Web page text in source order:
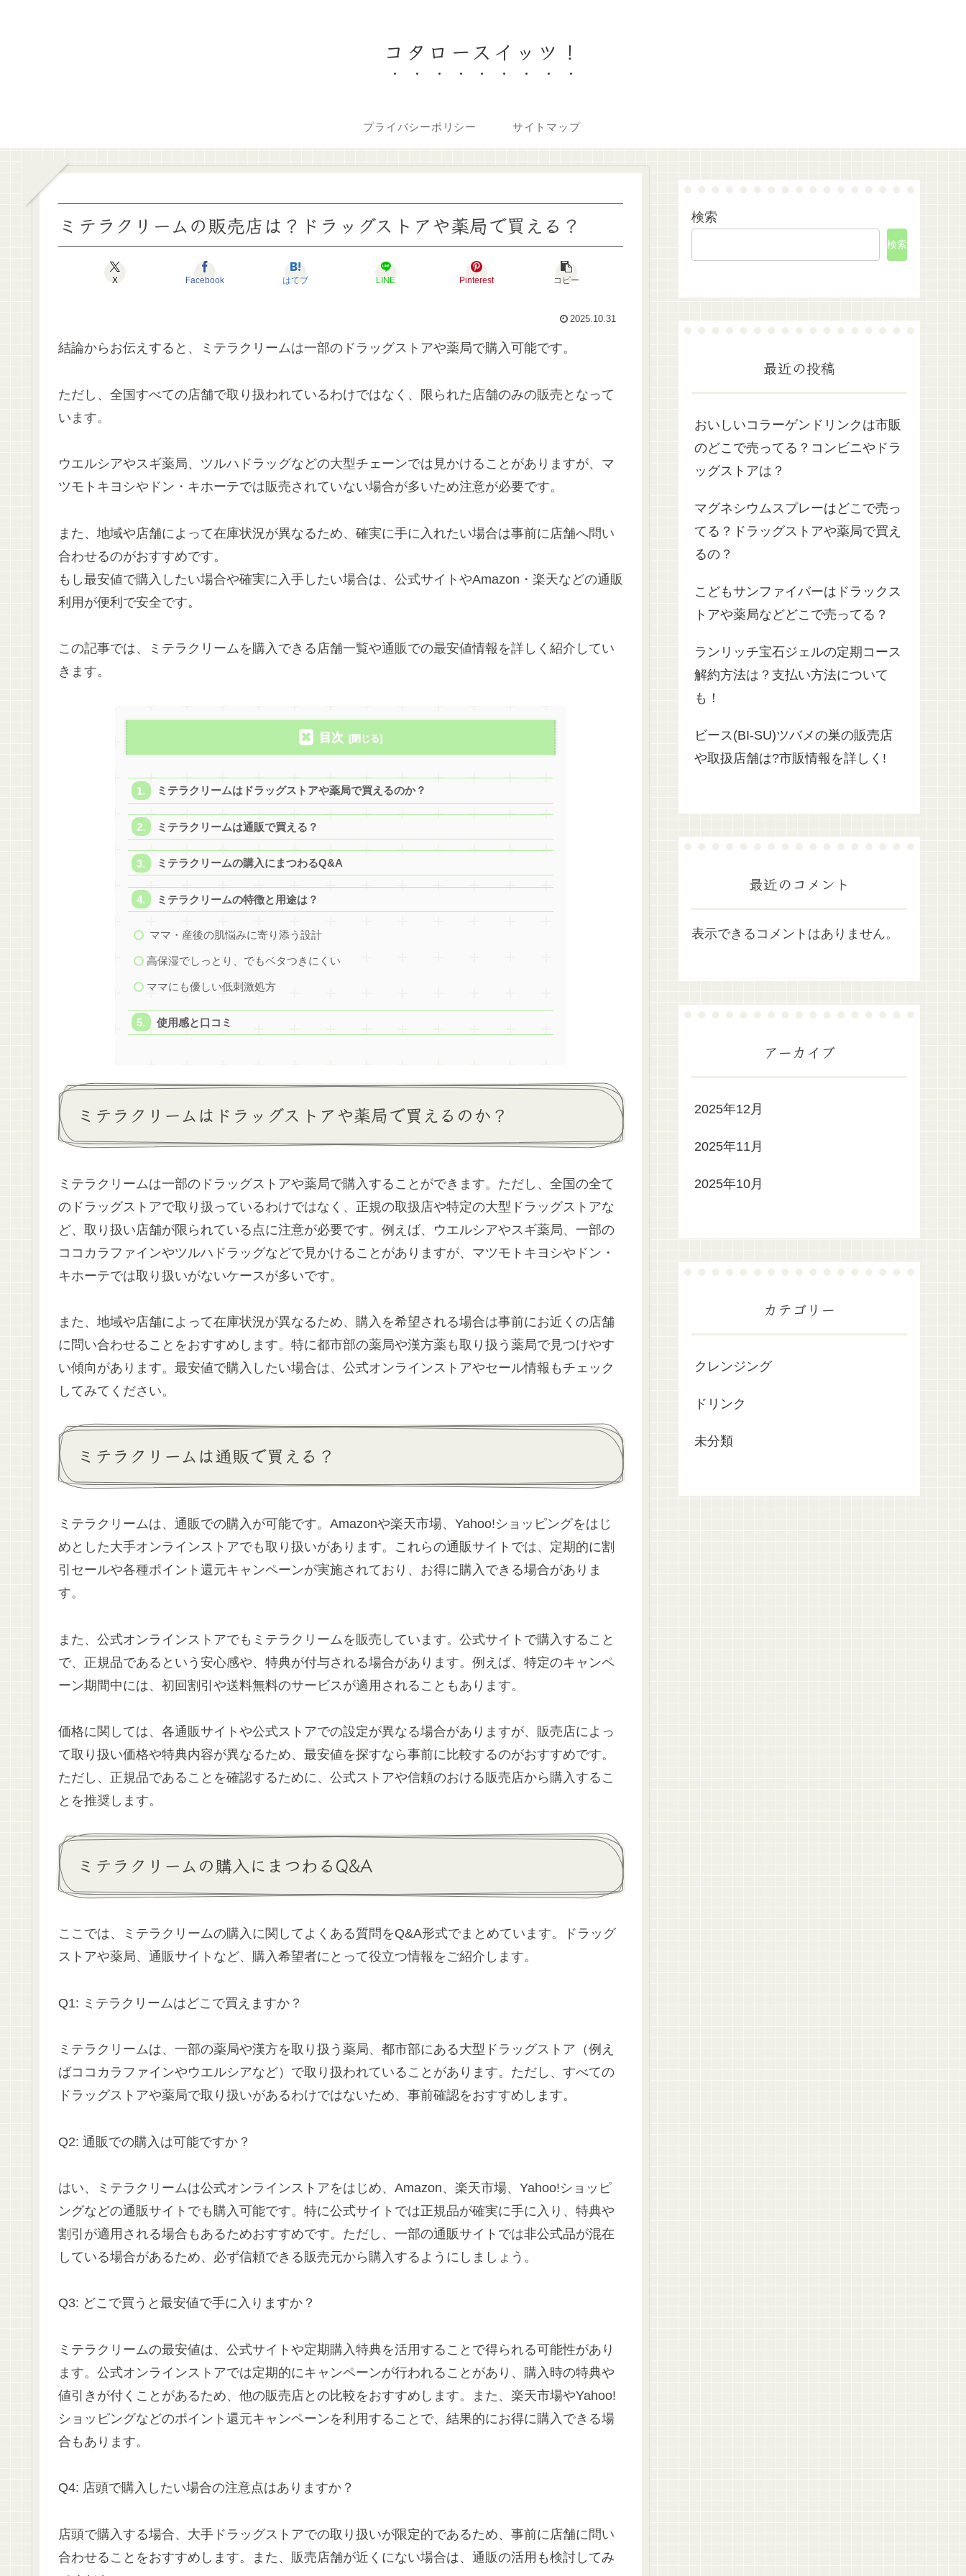
コタロースイッツ！
プライバシーポリシー サイトマップ
ミテラクリームの販売店は？ドラッグストアや薬局で買える？
X Facebook はてブ LINE Pinterest コピー
2025.10.31
結論からお伝えすると、ミテラクリームは一部のドラッグストアや薬局で購入可能です。
ただし、全国すべての店舗で取り扱われているわけではなく、限られた店舗のみの販売となって
います。
ウエルシアやスギ薬局、ツルハドラッグなどの大型チェーンでは見かけることがありますが、マ
ツモトキヨシやドン・キホーテでは販売されていない場合が多いため注意が必要です。
また、地域や店舗によって在庫状況が異なるため、確実に手に入れたい場合は事前に店舗へ問い
合わせるのがおすすめです。
もし最安値で購入したい場合や確実に入手したい場合は、公式サイトやAmazon・楽天などの通販
利用が便利で安全です。
この記事では、ミテラクリームを購入できる店舗一覧や通販での最安値情報を詳しく紹介してい
きます。
目次
ミテラクリームはドラッグストアや薬局で買えるのか？
ミテラクリームは通販で買える？
ミテラクリームの購入にまつわるQ&A
ミテラクリームの特徴と用途は？
ママ・産後の肌悩みに寄り添う設計
高保湿でしっとり、でもベタつきにくい
ママにも優しい低刺激処方
使用感と口コミ
ミテラクリームはドラッグストアや薬局で買えるのか？
ミテラクリームは一部のドラッグストアや薬局で購入することができます。ただし、全国の全て
のドラッグストアで取り扱っているわけではなく、正規の取扱店や特定の大型ドラッグストアな
ど、取り扱い店舗が限られている点に注意が必要です。例えば、ウエルシアやスギ薬局、一部の
ココカラファインやツルハドラッグなどで見かけることがありますが、マツモトキヨシやドン・
キホーテでは取り扱いがないケースが多いです。
また、地域や店舗によって在庫状況が異なるため、購入を希望される場合は事前にお近くの店舗
に問い合わせることをおすすめします。特に都市部の薬局や漢方薬も取り扱う薬局で見つけやす
い傾向があります。最安値で購入したい場合は、公式オンラインストアやセール情報もチェック
してみてください。
ミテラクリームは通販で買える？
ミテラクリームは、通販での購入が可能です。Amazonや楽天市場、Yahoo!ショッピングをはじ
めとした大手オンラインストアでも取り扱いがあります。これらの通販サイトでは、定期的に割
引セールや各種ポイント還元キャンペーンが実施されており、お得に購入できる場合がありま
す。
また、公式オンラインストアでもミテラクリームを販売しています。公式サイトで購入すること
で、正規品であるという安心感や、特典が付与される場合があります。例えば、特定のキャンペ
ーン期間中には、初回割引や送料無料のサービスが適用されることもあります。
価格に関しては、各通販サイトや公式ストアでの設定が異なる場合がありますが、販売店によっ
て取り扱い価格や特典内容が異なるため、最安値を探すなら事前に比較するのがおすすめです。
ただし、正規品であることを確認するために、公式ストアや信頼のおける販売店から購入するこ
とを推奨します。
ミテラクリームの購入にまつわるQ&A
ここでは、ミテラクリームの購入に関してよくある質問をQ&A形式でまとめています。ドラッグ
ストアや薬局、通販サイトなど、購入希望者にとって役立つ情報をご紹介します。
Q1: ミテラクリームはどこで買えますか？
ミテラクリームは、一部の薬局や漢方を取り扱う薬局、都市部にある大型ドラッグストア（例え
ばココカラファインやウエルシアなど）で取り扱われていることがあります。ただし、すべての
ドラッグストアや薬局で取り扱いがあるわけではないため、事前確認をおすすめします。
Q2: 通販での購入は可能ですか？
はい、ミテラクリームは公式オンラインストアをはじめ、Amazon、楽天市場、Yahoo!ショッピ
ングなどの通販サイトでも購入可能です。特に公式サイトでは正規品が確実に手に入り、特典や
割引が適用される場合もあるためおすすめです。ただし、一部の通販サイトでは非公式品が混在
している場合があるため、必ず信頼できる販売元から購入するようにしましょう。
Q3: どこで買うと最安値で手に入りますか？
ミテラクリームの最安値は、公式サイトや定期購入特典を活用することで得られる可能性があり
ます。公式オンラインストアでは定期的にキャンペーンが行われることがあり、購入時の特典や
値引きが付くことがあるため、他の販売店との比較をおすすめします。また、楽天市場やYahoo!
ショッピングなどのポイント還元キャンペーンを利用することで、結果的にお得に購入できる場
合もあります。
Q4: 店頭で購入したい場合の注意点はありますか？
店頭で購入する場合、大手ドラッグストアでの取り扱いが限定的であるため、事前に店舗に問い
合わせることをおすすめします。また、販売店舗が近くにない場合は、通販の活用も検討してみ
検索
検索
最近の投稿
おいしいコラーゲンドリンクは市販
のどこで売ってる？コンビニやドラ
ッグストアは？
マグネシウムスプレーはどこで売っ
てる？ドラッグストアや薬局で買え
るの？
こどもサンファイバーはドラックス
トアや薬局などどこで売ってる？
ランリッチ宝石ジェルの定期コース
解約方法は？支払い方法について
も！
ビース(BI-SU)ツバメの巣の販売店
や取扱店舗は?市販情報を詳しく!
最近のコメント
表示できるコメントはありません。
アーカイブ
2025年12月
2025年11月
2025年10月
カテゴリー
クレンジング
ドリンク
未分類